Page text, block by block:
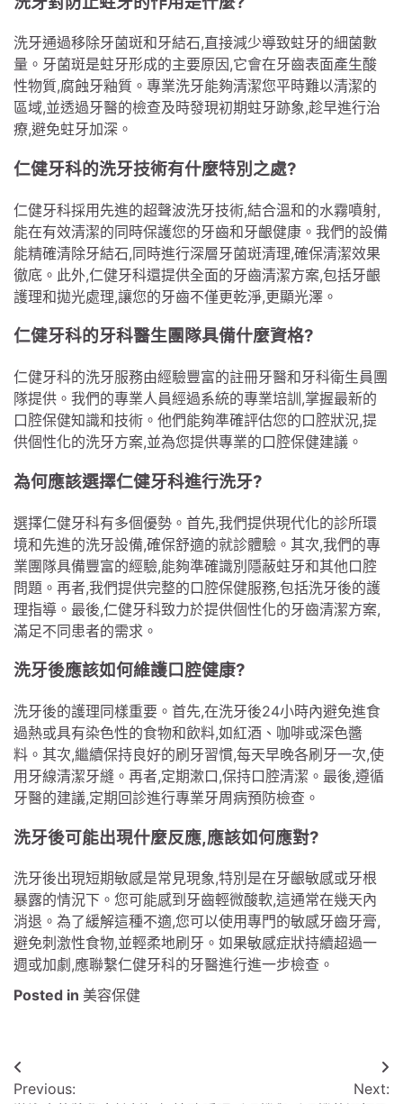
洗牙通過移除牙菌斑和牙結石,直接減少導致蛀牙的細菌數
量。牙菌斑是蛀牙形成的主要原因,它會在牙齒表面產生酸
性物質,腐蝕牙釉質。專業洗牙能夠清潔您平時難以清潔的
區域,並透過牙醫的檢查及時發現初期蛀牙跡象,趁早進行治
療,避免蛀牙加深。
仁健牙科的洗牙技術有什麼特別之處?
仁健牙科採用先進的超聲波洗牙技術,結合溫和的水霧噴射,
能在有效清潔的同時保護您的牙齒和牙齦健康。我們的設備
能精確清除牙結石,同時進行深層牙菌斑清理,確保清潔效果
徹底。此外,仁健牙科還提供全面的牙齒清潔方案,包括牙齦
護理和拋光處理,讓您的牙齒不僅更乾淨,更顯光澤。
仁健牙科的牙科醫生團隊具備什麼資格?
仁健牙科的洗牙服務由經驗豐富的註冊牙醫和牙科衛生員團
隊提供。我們的專業人員經過系統的專業培訓,掌握最新的
口腔保健知識和技術。他們能夠準確評估您的口腔狀況,提
供個性化的洗牙方案,並為您提供專業的口腔保健建議。
為何應該選擇仁健牙科進行洗牙?
選擇仁健牙科有多個優勢。首先,我們提供現代化的診所環
境和先進的洗牙設備,確保舒適的就診體驗。其次,我們的專
業團隊具備豐富的經驗,能夠準確識別隱蔽蛀牙和其他口腔
問題。再者,我們提供完整的口腔保健服務,包括洗牙後的護
理指導。最後,仁健牙科致力於提供個性化的牙齒清潔方案,
滿足不同患者的需求。
洗牙後應該如何維護口腔健康?
洗牙後的護理同樣重要。首先,在洗牙後24小時內避免進食
過熱或具有染色性的食物和飲料,如紅酒、咖啡或深色醬
料。其次,繼續保持良好的刷牙習慣,每天早晚各刷牙一次,使
用牙線清潔牙縫。再者,定期漱口,保持口腔清潔。最後,遵循
牙醫的建議,定期回診進行專業牙周病預防檢查。
洗牙後可能出現什麼反應,應該如何應對?
洗牙後出現短期敏感是常見現象,特別是在牙齦敏感或牙根
暴露的情況下。您可能感到牙齒輕微酸軟,這通常在幾天內
消退。為了緩解這種不適,您可以使用專門的敏感牙齒牙膏,
避免刺激性食物,並輕柔地刷牙。如果敏感症狀持續超過一
週或加劇,應聯繫仁健牙科的牙醫進行進一步檢查。
Posted in 美容保健
文
Previous:
Next: